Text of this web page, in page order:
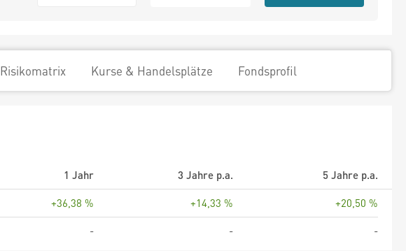
Risikomatrix Kurse & Handelsplätze Fondsprofil
1 Jahr 3 Jahre p.a.
5 Jahre p.a.
+36,38 % +14,33 %
+20,50 %
- - -